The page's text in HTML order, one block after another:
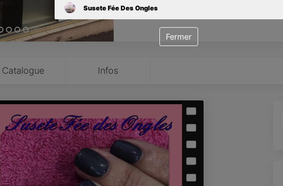
Catalogue Infos
Susete Fée Des Ongles
Fermer